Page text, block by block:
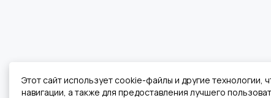
Этот сайт использует cookie-файлы и другие технологии,
навигации, а также для предоставления лучшего